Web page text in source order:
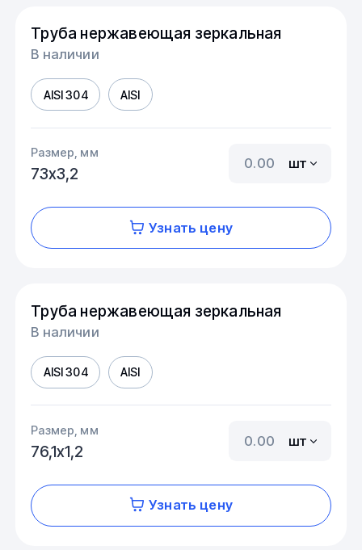
Труба нержавеющая зеркальная
В наличии
AISI 304 AISI
Размер, мм
73х3,2
шт
Узнать цену
Труба нержавеющая зеркальная
В наличии
AISI 304 AISI
Размер, мм
76,1х1,2
шт
Узнать цену